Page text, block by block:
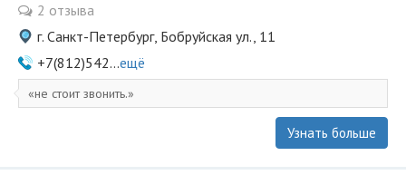
2 отзыва
г. Санкт-Петербург, Бобруйская ул., 11
+7(812)542...ещё
не стоит звонить.
Узнать больше